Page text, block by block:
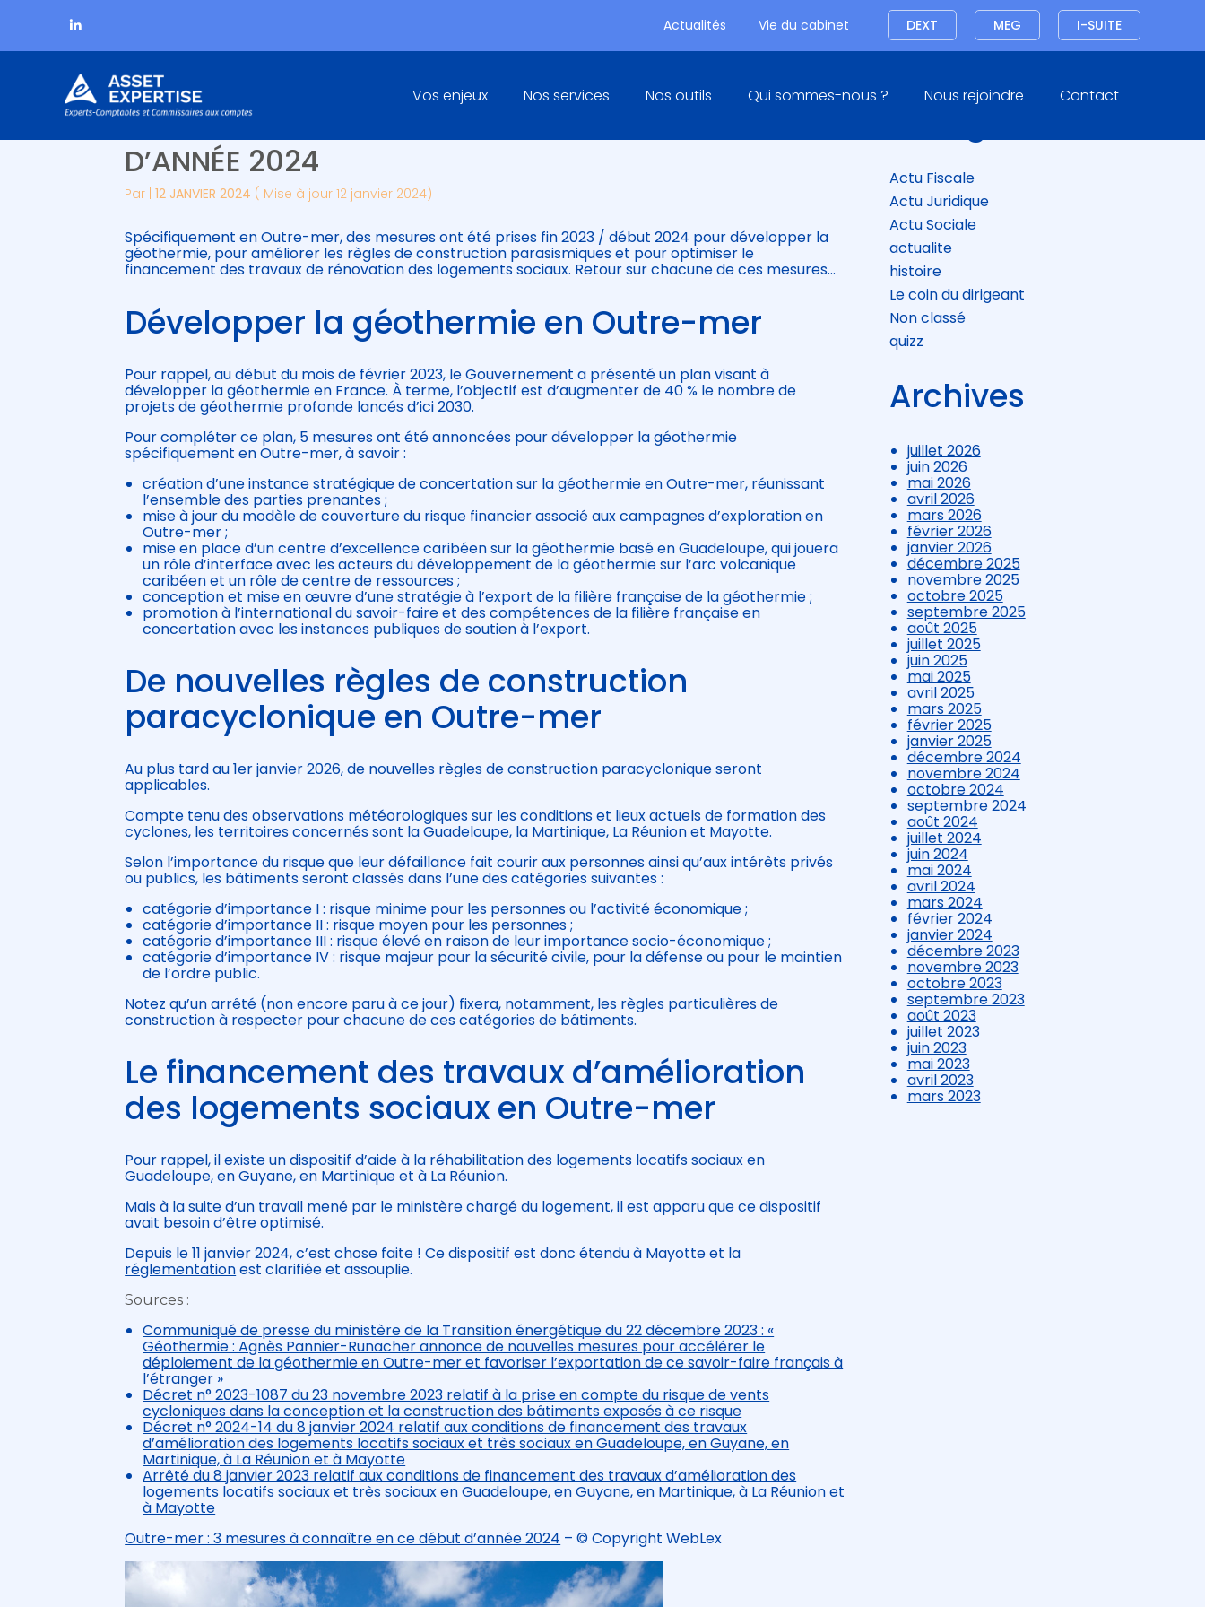
Actualités Vie du cabinet Connexion I-SUITE
MEG
DEXT
Aller
au
Principal
Vos enjeux Nos services Nos outils Qui sommes-nous ? Nous rejoindre Contact
OUTRE-MER : 3 MESURES À CONNAÎTRE EN CE DÉBUT
D’ANNÉE 2024
Par |12 JANVIER 2024 ( Mise à jour 12 janvier 2024)
Spécifiquement en Outre-mer, des mesures ont été prises fin 2023 / début 2024 pour développer la
géothermie, pour améliorer les règles de construction parasismiques et pour optimiser le
financement des travaux de rénovation des logements sociaux. Retour sur chacune de ces mesures…
Développer la géothermie en Outre-mer
Pour rappel, au début du mois de février 2023, le Gouvernement a présenté un plan visant à
développer la géothermie en France. À terme, l’objectif est d’augmenter de 40 % le nombre de
projets de géothermie profonde lancés d’ici 2030.
Pour compléter ce plan, 5 mesures ont été annoncées pour développer la géothermie
spécifiquement en Outre-mer, à savoir :
création d’une instance stratégique de concertation sur la géothermie en Outre-mer, réunissant
l’ensemble des parties prenantes ;
mise à jour du modèle de couverture du risque financier associé aux campagnes d’exploration en
Outre-mer ;
mise en place d’un centre d’excellence caribéen sur la géothermie basé en Guadeloupe, qui jouera
un rôle d’interface avec les acteurs du développement de la géothermie sur l’arc volcanique
caribéen et un rôle de centre de ressources ;
conception et mise en œuvre d’une stratégie à l’export de la filière française de la géothermie ;
promotion à l’international du savoir-faire et des compétences de la filière française en
concertation avec les instances publiques de soutien à l’export.
De nouvelles règles de construction
paracyclonique en Outre-mer
Au plus tard au 1er janvier 2026, de nouvelles règles de construction paracyclonique seront
applicables.
Compte tenu des observations météorologiques sur les conditions et lieux actuels de formation des
cyclones, les territoires concernés sont la Guadeloupe, la Martinique, La Réunion et Mayotte.
Selon l’importance du risque que leur défaillance fait courir aux personnes ainsi qu’aux intérêts privés
ou publics, les bâtiments seront classés dans l’une des catégories suivantes :
catégorie d’importance I : risque minime pour les personnes ou l’activité économique ;
catégorie d’importance II : risque moyen pour les personnes ;
catégorie d’importance III : risque élevé en raison de leur importance socio-économique ;
catégorie d’importance IV : risque majeur pour la sécurité civile, pour la défense ou pour le maintien
de l’ordre public.
Notez qu’un arrêté (non encore paru à ce jour) fixera, notamment, les règles particulières de
construction à respecter pour chacune de ces catégories de bâtiments.
Le financement des travaux d’amélioration
des logements sociaux en Outre-mer
Pour rappel, il existe un dispositif d’aide à la réhabilitation des logements locatifs sociaux en
Guadeloupe, en Guyane, en Martinique et à La Réunion.
Mais à la suite d’un travail mené par le ministère chargé du logement, il est apparu que ce dispositif
avait besoin d’être optimisé.
Depuis le 11 janvier 2024, c’est chose faite ! Ce dispositif est donc étendu à Mayotte et la
réglementationest clarifiée et assouplie.
Sources :
Communiqué de presse du ministère de la Transition énergétique du 22 décembre 2023 : «
Géothermie : Agnès Pannier-Runacher annonce de nouvelles mesures pour accélérer le
déploiement de la géothermie en Outre-mer et favoriser l’exportation de ce savoir-faire français à
l’étranger »
Décret n° 2023-1087 du 23 novembre 2023 relatif à la prise en compte du risque de vents
cycloniques dans la conception et la construction des bâtiments exposés à ce risque
Décret n° 2024-14 du 8 janvier 2024 relatif aux conditions de financement des travaux
d’amélioration des logements locatifs sociaux et très sociaux en Guadeloupe, en Guyane, en
Martinique, à La Réunion et à Mayotte
Arrêté du 8 janvier 2023 relatif aux conditions de financement des travaux d’amélioration des
logements locatifs sociaux et très sociaux en Guadeloupe, en Guyane, en Martinique, à La Réunion et
à Mayotte
Outre-mer : 3 mesures à connaître en ce début d’année 2024 – © Copyright WebLex
Blog
Actu Fiscale
Actu Juridique
Actu Sociale
actualite
histoire
Le coin du dirigeant
Non classé
quizz
Archives
juillet 2026
juin 2026
mai 2026
avril 2026
mars 2026
février 2026
janvier 2026
décembre 2025
novembre 2025
octobre 2025
septembre 2025
août 2025
juillet 2025
juin 2025
mai 2025
avril 2025
mars 2025
février 2025
janvier 2025
décembre 2024
novembre 2024
octobre 2024
septembre 2024
août 2024
juillet 2024
juin 2024
mai 2024
avril 2024
mars 2024
février 2024
janvier 2024
décembre 2023
novembre 2023
octobre 2023
septembre 2023
août 2023
juillet 2023
juin 2023
mai 2023
avril 2023
mars 2023